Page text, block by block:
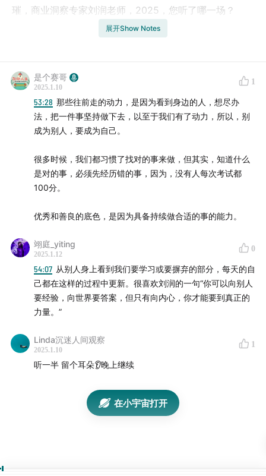
璀，商业洞察专家刘润老师，2025，您听了哪一场？
你是不是觉得自己是时间的朋友？
你觉得时间知道你是它的朋友吗？
每年的在听跨年演讲的时候，在“做时间的朋友”的同时，
也在“时间里找朋友”呢。
最后，我们在找朋友，也在找自己。
张帆感悟：
阅历合集。回顾过去的一年，我也在一次次的经历中不断
进化，也在一本本的书籍中不断提升。
展开Show Notes
是个赛哥
2025.1.10
1
53:28 那些往前走的动力，是因为看到身边的人，想尽办
法，把一件事坚持做下去，以至于我们有了动力，所以，别
成为别人，要成为自己。
很多时候，我们都习惯了找对的事来做，但其实，知道什么
是对的事，必须先经历错的事，因为，没有人每次考试都
100分。
优秀和善良的底色，是因为具备持续做合适的事的能力。
翊庭_yiting
2025.1.12
0
54:07 从别人身上看到我们要学习或要摒弃的部分，每天的自
己都在这样的过程中更新。很喜欢刘润的一句“你可以向别人
要经验，向世界要答案，但只有向内心，你才能要到真正的
力量。”
Linda沉迷人间观察
2025.1.10
1
听一半 留个耳朵👂晚上继续
在小宇宙打开